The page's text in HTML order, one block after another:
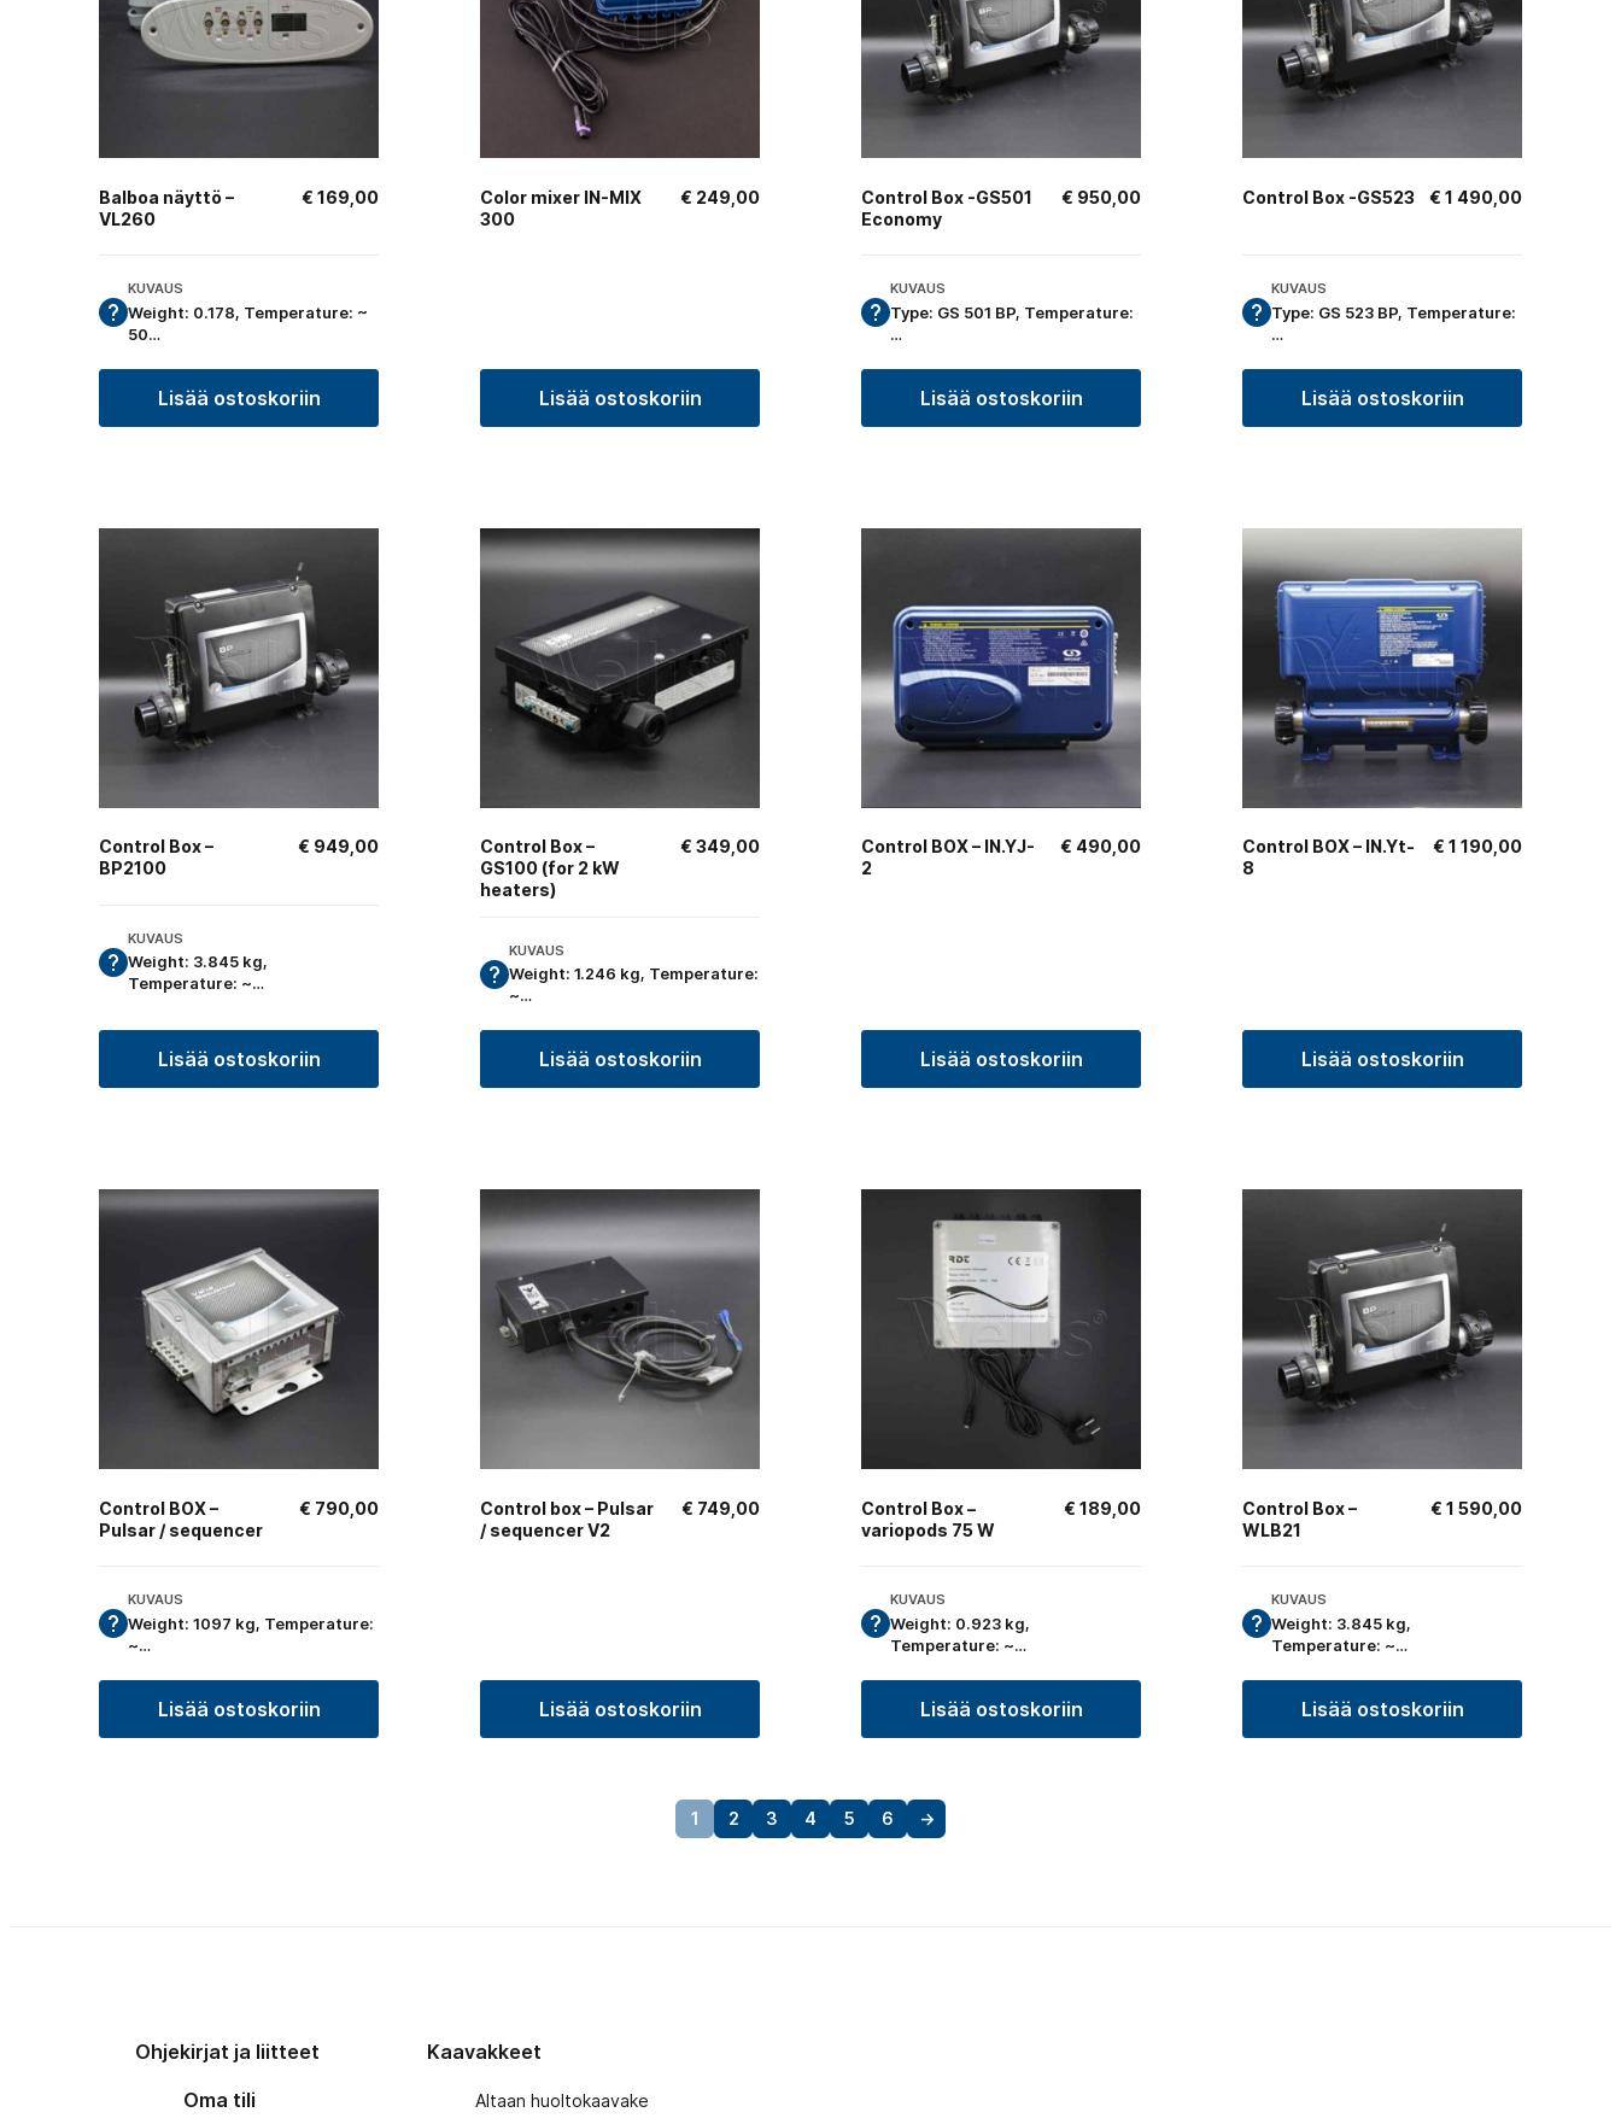
Balboa näyttö –
VL260
€ 169,00
KUVAUS
Weight: 0.178, Temperature: ~
50…
Lisää ostoskoriin
Color mixer IN-MIX
300
€ 249,00
Lisää ostoskoriin
Control Box -GS501
Economy
€ 950,00
KUVAUS
Type: GS 501 BP, Temperature:
…
Lisää ostoskoriin
Control Box -GS523 € 1 490,00
KUVAUS
Type: GS 523 BP, Temperature:
…
Lisää ostoskoriin
Control Box –
BP2100
€ 949,00
KUVAUS
Weight: 3.845 kg,
Temperature: ~…
Lisää ostoskoriin
Control Box –
GS100 (for 2 kW
heaters)
€ 349,00
KUVAUS
Weight: 1.246 kg, Temperature:
~…
Lisää ostoskoriin
Control BOX – IN.YJ-
2
€ 490,00
Lisää ostoskoriin
Control BOX – IN.Yt-
8
€ 1 190,00
Lisää ostoskoriin
Control BOX –
Pulsar / sequencer
€ 790,00
KUVAUS
Weight: 1097 kg, Temperature:
~…
Lisää ostoskoriin
Control box – Pulsar
/ sequencer V2
€ 749,00
Lisää ostoskoriin
Control Box –
variopods 75 W
€ 189,00
KUVAUS
Weight: 0.923 kg,
Temperature: ~…
Lisää ostoskoriin
Control Box –
WLB21
€ 1 590,00
KUVAUS
Weight: 3.845 kg,
Temperature: ~…
Lisää ostoskoriin
1 2 3 4 5 6 →
Ohjekirjat ja liitteet
Oma tili
Kaavakkeet
Altaan huoltokaavake